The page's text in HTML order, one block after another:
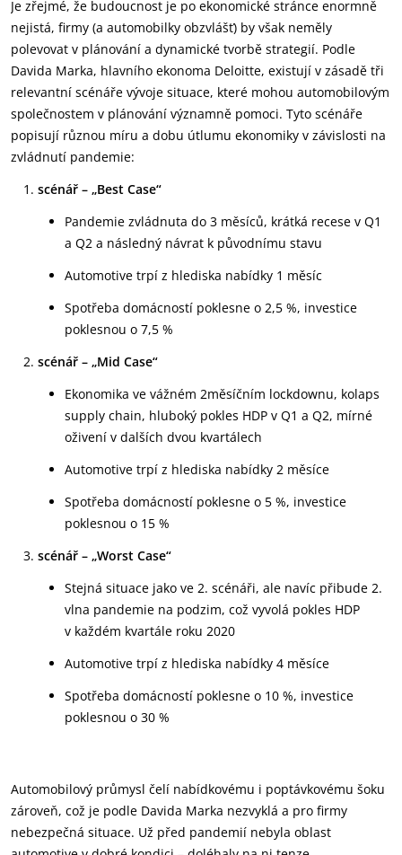
Je zřejmé, že budoucnost je po ekonomické stránce enormně
nejistá, firmy (a automobilky obzvlášť) by však neměly
polevovat v plánování a dynamické tvorbě strategií. Podle
Davida Marka, hlavního ekonoma Deloitte, existují v zásadě tři
relevantní scénáře vývoje situace, které mohou automobilovým
společnostem v plánování významně pomoci. Tyto scénáře
popisují různou míru a dobu útlumu ekonomiky v závislosti na
zvládnutí pandemie:
scénář – „Best Case“
Pandemie zvládnuta do 3 měsíců, krátká recese v Q1
a Q2 a následný návrat k původnímu stavu
Automotive trpí z hlediska nabídky 1 měsíc
Spotřeba domácností poklesne o 2,5 %, investice
poklesnou o 7,5 %
scénář – „Mid Case“
Ekonomika ve vážném 2měsíčním lockdownu, kolaps
supply chain, hluboký pokles HDP v Q1 a Q2, mírné
oživení v dalších dvou kvartálech
Automotive trpí z hlediska nabídky 2 měsíce
Spotřeba domácností poklesne o 5 %, investice
poklesnou o 15 %
scénář – „Worst Case“
Stejná situace jako ve 2. scénáři, ale navíc přibude 2.
vlna pandemie na podzim, což vyvolá pokles HDP
v každém kvartále roku 2020
Automotive trpí z hlediska nabídky 4 měsíce
Spotřeba domácností poklesne o 10 %, investice
poklesnou o 30 %
Automobilový průmysl čelí nabídkovému i poptávkovému šoku
zároveň, což je podle Davida Marka nezvyklá a pro firmy
nebezpečná situace. Už před pandemií nebyla oblast